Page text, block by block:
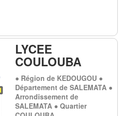
LYCEE
COULOUBA
● Région de KEDOUGOU ●
Département de SALEMATA ●
Arrondissement de
SALEMATA ● Quartier